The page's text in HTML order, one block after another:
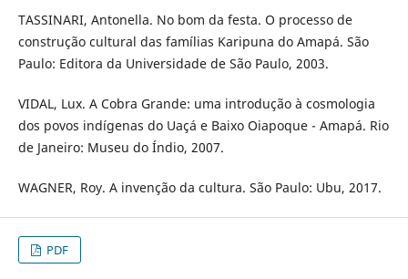
TASSINARI, Antonella. No bom da festa. O processo de
construção cultural das famílias Karipuna do Amapá. São
Paulo: Editora da Universidade de São Paulo, 2003.
VIDAL, Lux. A Cobra Grande: uma introdução à cosmologia
dos povos indígenas do Uaçá e Baixo Oiapoque - Amapá. Rio
de Janeiro: Museu do Índio, 2007.
WAGNER, Roy. A invenção da cultura. São Paulo: Ubu, 2017.
PDF